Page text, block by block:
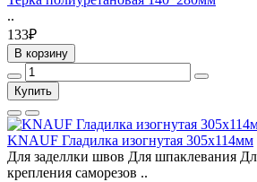
..
133₽
В корзину
Купить
KNAUF Гладилка изогнутая 305х114мм
Для заделлки швов Для шпаклевания
крепления саморезов ..